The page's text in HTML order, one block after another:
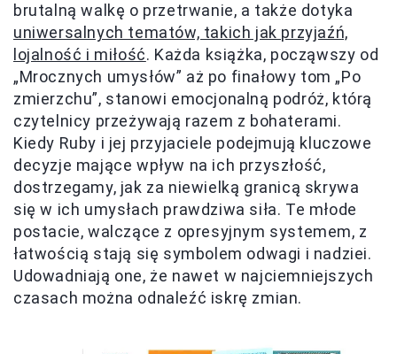
brutalną walkę o przetrwanie, a także dotyka
uniwersalnych tematów, takich jak przyjaźń,
lojalność i miłość. Każda książka, począwszy od
„Mrocznych umysłów” aż po finałowy tom „Po
zmierzchu”, stanowi emocjonalną podróż, którą
czytelnicy przeżywają razem z bohaterami.
Kiedy Ruby i jej przyjaciele podejmują kluczowe
decyzje mające wpływ na ich przyszłość,
dostrzegamy, jak za niewielką granicą skrywa
się w ich umysłach prawdziwa siła. Te młode
postacie, walczące z opresyjnym systemem, z
łatwością stają się symbolem odwagi i nadziei.
Udowadniają one, że nawet w najciemniejszych
czasach można odnaleźć iskrę zmian.